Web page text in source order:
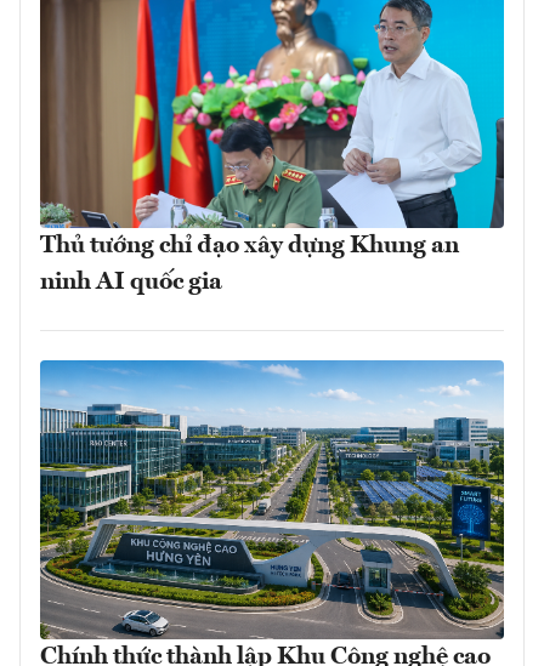
Thủ tướng chỉ đạo xây dựng Khung an
ninh AI quốc gia
Chính thức thành lập Khu Công nghệ cao